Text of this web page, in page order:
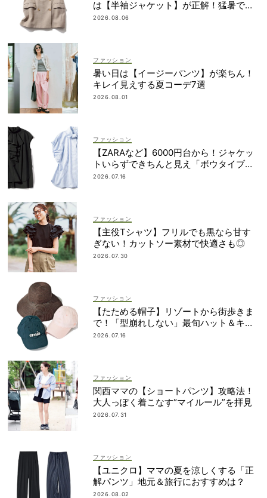
は【半袖ジャケット】が正解！猛暑でも
涼しい名品5選
2026.08.06
ファッション
暑い日は【イージーパンツ】が楽ちん！
キレイ見えする夏コーデ7選
2026.08.01
ファッション
【ZARAなど】6000円台から！ジャケッ
トいらずできちんと見え「ボウタイブラ
ウス」4選
2026.07.16
ファッション
【主役Tシャツ】フリルでも黒なら甘す
ぎない！カットソー素材で快適さも◎
2026.07.30
ファッション
【たためる帽子】リゾートから街歩きま
で！「型崩れしない」最旬ハット＆キャ
ップ
2026.07.16
ファッション
関西ママの【ショートパンツ】攻略法！
大人っぽく着こなす“マイルール”を拝見
2026.07.31
ファッション
【ユニクロ】ママの夏を涼しくする「正
解パンツ」地元＆旅行におすすめは？
2026.08.02